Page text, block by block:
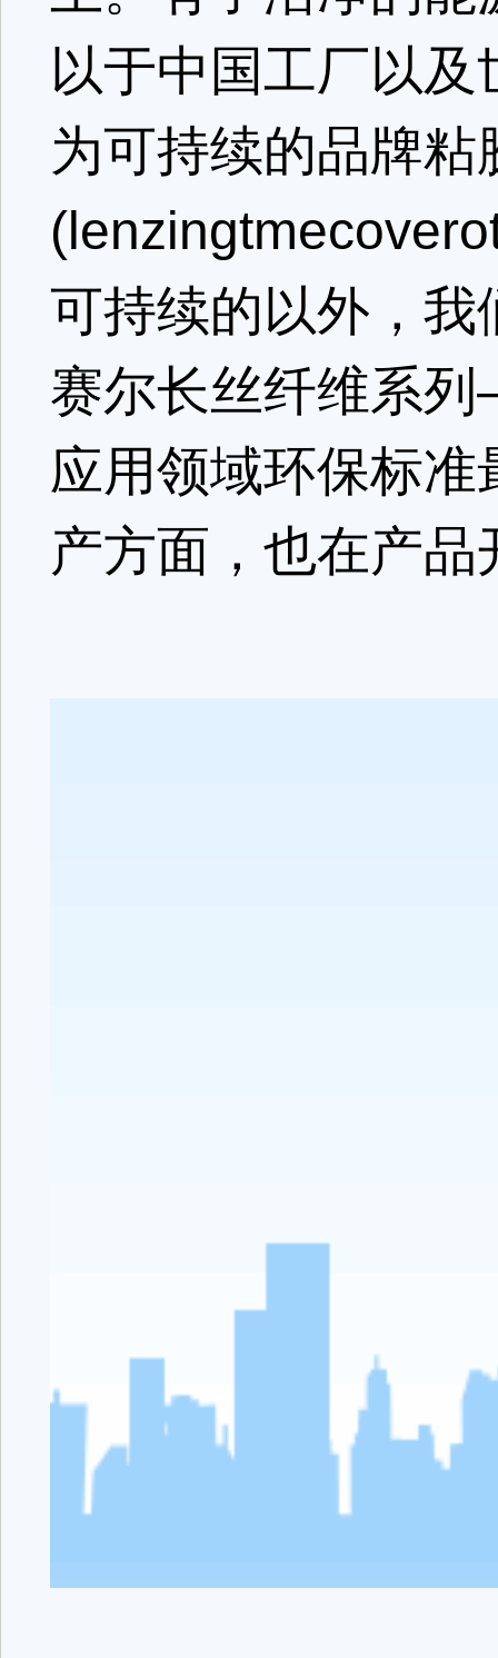
以于中国工厂以
为可持续的品牌
可持续的以外，
赛尔长丝纤维系
应用领域环保标
产方面，也在产品